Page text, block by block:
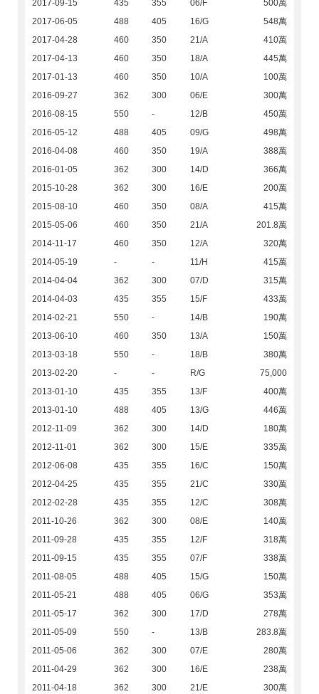
2017-09-15 435 355 06/F
500萬
2017-06-05
488 405 16/G
548萬
2017-04-28
460 350 21/A
410萬
2017-04-13
460 350 18/A
445萬
2017-01-13
460 350 10/A
100萬
2016-09-27
362 300 06/E
300萬
2016-08-15
550 - 12/B
450萬
2016-05-12
488 405 09/G
498萬
2016-04-08
460 350 19/A
388萬
2016-01-05
362 300 14/D
366萬
2015-10-28
362 300 16/E
200萬
2015-08-10
460 350 08/A
415萬
2015-05-06
460 350 21/A
201.8萬
2014-11-17
460 350 12/A
320萬
2014-05-19
- - 11/H
415萬
2014-04-04
362 300 07/D
315萬
2014-04-03
435 355 15/F
433萬
2014-02-21
550 - 14/B
190萬
2013-06-10
460 350 13/A
150萬
2013-03-18
550 - 18/B
380萬
2013-02-20
- - R/G
75,000
2013-01-10
435 355 13/F
400萬
2013-01-10
488 405 13/G
446萬
2012-11-09
362 300 14/D
180萬
2012-11-01
362 300 15/E
335萬
2012-06-08
435 355 16/C
150萬
2012-04-25
435 355 21/C
330萬
2012-02-28
435 355 12/C
308萬
2011-10-26
362 300 08/E
140萬
2011-09-28
435 355 12/F
318萬
2011-09-15
435 355 07/F
338萬
2011-08-05
488 405 15/G
150萬
2011-05-21
488 405 06/G
353萬
2011-05-17
362 300 17/D
278萬
2011-05-09
550 - 13/B
283.8萬
2011-05-06
362 300 07/E
280萬
2011-04-29
362 300 16/E
238萬
2011-04-18
362 300 21/E
300萬